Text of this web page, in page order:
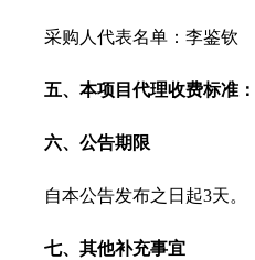
采购人代表名单：李鉴钦
五、本项目代理收费标准：
六、公告期限
自本公告发布之日起3天。
七、其他补充事宜